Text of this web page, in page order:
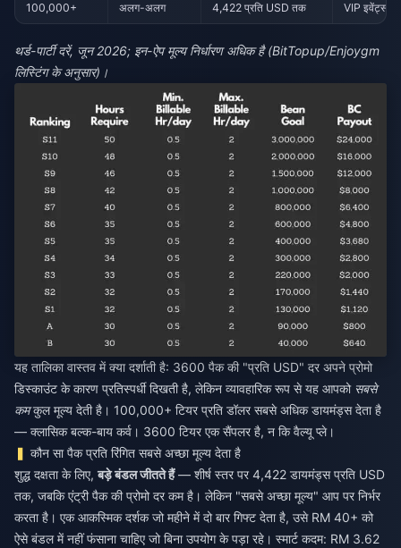
100,000+ अलग-अलग 4,422 प्रति USD तक VIP इवेंट्स
थर्ड-पार्टी दरें, जून 2026; इन-ऐप मूल्य निर्धारण अधिक है (BitTopup/Enjoygm
लिस्टिंग के अनुसार)।
यह तालिका वास्तव में क्या दर्शाती है: 3600 पैक की "प्रति USD" दर अपने प्रोमो
डिस्काउंट के कारण प्रतिस्पर्धी दिखती है, लेकिन व्यावहारिक रूप से यह आपको सबसे
कमकुल मूल्य देती है। 100,000+ टियर प्रति डॉलर सबसे अधिक डायमंड्स देता है
— क्लासिक बल्क-बाय कर्व। 3600 टियर एक सैंपलर है, न कि वैल्यू प्ले।
कौन सा पैक प्रति रिंगित सबसे अच्छा मूल्य देता है
शुद्ध दक्षता के लिए,बड़े बंडल जीतते हैं— शीर्ष स्तर पर 4,422 डायमंड्स प्रति USD
तक, जबकि एंट्री पैक की प्रोमो दर कम है। लेकिन "सबसे अच्छा मूल्य" आप पर निर्भर
करता है। एक आकस्मिक दर्शक जो महीने में दो बार गिफ्ट देता है, उसे RM 40+ को
ऐसे बंडल में नहीं फंसाना चाहिए जो बिना उपयोग के पड़ा रहे। स्मार्ट कदम: RM 3.62